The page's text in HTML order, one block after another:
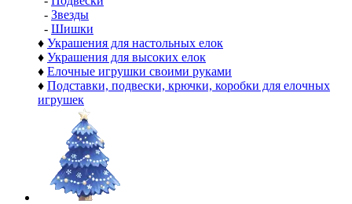
- Звезды
- Шишки
♦ Украшения для настольных елок
♦ Украшения для высоких елок
♦ Елочные игрушки своими руками
♦ Подставки, подвески, крючки, коробки для елочных
игрушек